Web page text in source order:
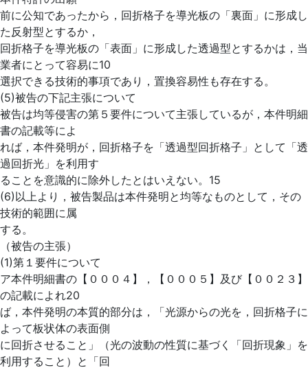
前に公知であったから，回折格子を導光板の「裏面」に形成し
た反射型とするか，
回折格子を導光板の「表面」に形成した透過型とするかは，当
業者にとって容易に10
選択できる技術的事項であり，置換容易性も存在する。
(5)被告の下記主張について
被告は均等侵害の第５要件について主張しているが，本件明細
書の記載等によ
れば，本件発明が，回折格子を「透過型回折格子」として「透
過回折光」を利用す
ることを意識的に除外したとはいえない。15
(6)以上より，被告製品は本件発明と均等なものとして，その
技術的範囲に属
する。
（被告の主張）
(1)第１要件について
ア本件明細書の【０００４】，【０００５】及び【００２３】
の記載によれ20
ば，本件発明の本質的部分は，「光源からの光を，回折格子に
よって板状体の表面側
に回折させること」（光の波動の性質に基づく「回折現象」を
利用すること）と「回